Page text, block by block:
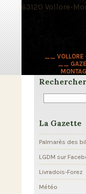
__ VOLLORE
__
63120 Vollore-
Rechercher
La Gazette
Palmarès des
LGDM sur
Livradois-Forez
Météo